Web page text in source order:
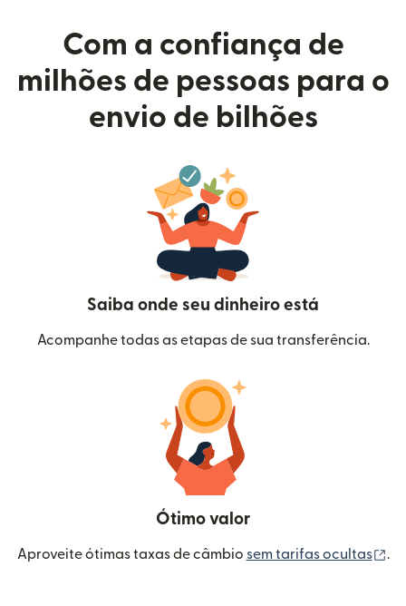
Com a confiança de
milhões de pessoas para o
envio de bilhões
Saiba onde seu dinheiro está
Acompanhe todas as etapas de sua transferência.
Ótimo valor
Aproveite ótimas taxas de câmbio sem tarifas ocultas .